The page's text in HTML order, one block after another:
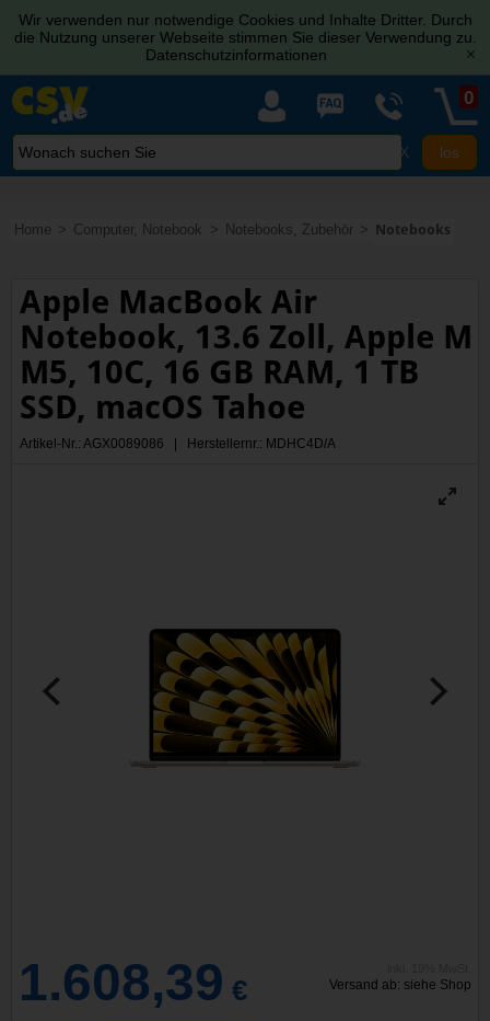
Wir verwenden nur notwendige Cookies und Inhalte Dritter. Durch
die Nutzung unserer Webseite stimmen Sie dieser Verwendung zu.
Datenschutzinformationen
[x]
X
0
Home Computer, Notebook Notebooks, Zubehör Notebooks
Apple MacBook Air
Notebook, 13.6 Zoll, Apple M
M5, 10C, 16 GB RAM, 1 TB
SSD, macOS Tahoe
Artikel-Nr.: AGX0089086 | Herstellernr.: MDHC4D/A
1.608,39 € Versand ab: siehe Shop